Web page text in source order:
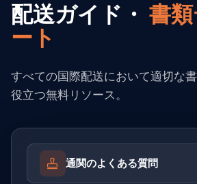
配送ガイド・ 書
ート
すべての国際配送において適切な
役立つ無料リソース。
通関のよくある質問